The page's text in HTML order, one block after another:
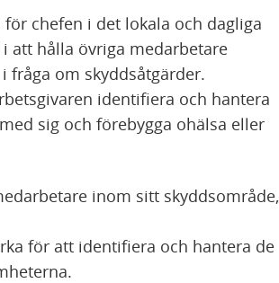
chefen i det lokala och dagliga
att hålla övriga medarbetare
om skyddsåtgärder.
identifiera och hantera
sig och förebygga ohälsa eller
inom sitt skyddsområde,
för att identifiera och hantera de